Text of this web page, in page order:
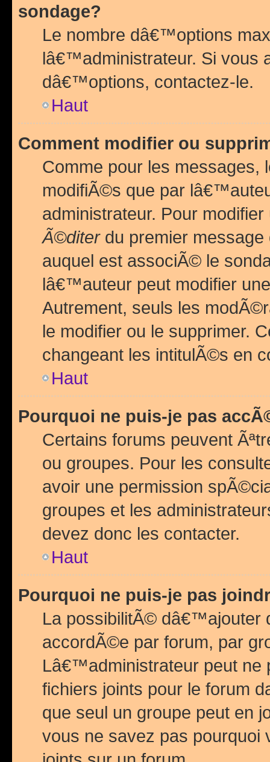
sondage?
Le nombre dâ€™options
lâ€™administrateur. Si vous
dâ€™options, contactez-le.
Haut
Comment modifier ou
Comme pour les messages,
modifiÃ©s que par
administrateur. Pour
Ã©diterdu premier
auquel est associÃ© le
lâ€™auteur peut modifier
Autrement, seuls les
le modifier ou le supprimer.
changeant les intitulÃ©s en
Haut
Pourquoi ne puis-je pas
Certains forums peuvent
ou groupes. Pour les
avoir une permission
groupes et les
devez donc les contacter.
Haut
Pourquoi ne puis-je pas
La possibilitÃ© dâ€™ajouter
accordÃ©e par forum, par
Lâ€™administrateur peut
fichiers joints pour le forum
que seul un groupe peut en
vous ne savez pas pourquoi